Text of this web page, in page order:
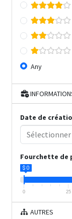
Any
Date de
Fourchette de
$ 0
0 25
AUTRES